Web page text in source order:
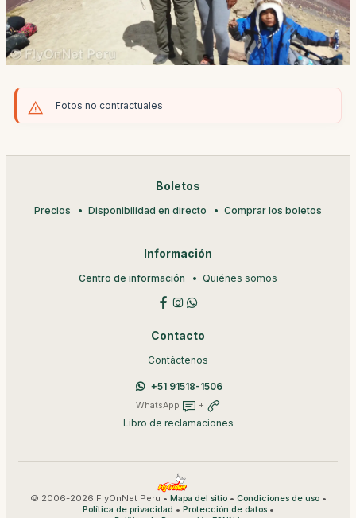
Fotos no contractuales
Boletos
Precios Disponibilidad en directo Comprar los boletos
Información
Centro de información Quiénes somos
Contacto
Contáctenos
+51 91518-1506
WhatsApp +
Libro de reclamaciones
© 2006-2026 FlyOnNet Peru • Mapa del sitio• Condiciones de uso•
Política de privacidad • Protección de datos•